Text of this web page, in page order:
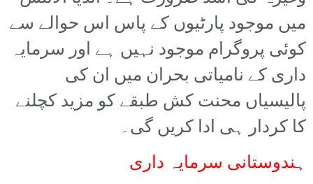
میں موجود پارٹیوں کے پاس اس حوالے سے
کوئی پروگرام موجود نہیں ہے اور سرمایہ
داری کے نامیاتی بحران میں ان کی
پالیسیاں محنت کش طبقے کو مزید کچلنے
کا کردار ہی ادا کریں گی۔
ہندوستانی سرمایہ داری